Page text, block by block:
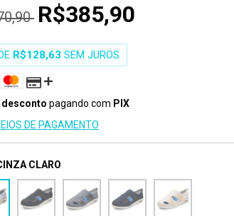
R$385,90
R$128,63 SEM JUROS
desconto pagando com PIX
DE PAGAMENTO
CLARO